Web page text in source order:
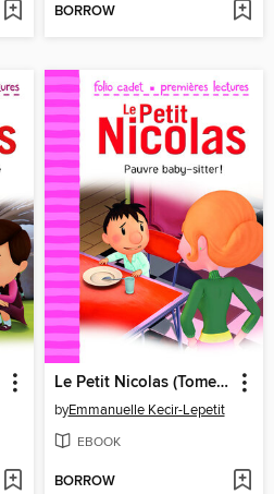
BORROW
Le Petit Nicolas (Tome 24)--Pauvre baby-sitter !
byEmmanuelle Kecir-Lepetit
EBOOK
BORROW